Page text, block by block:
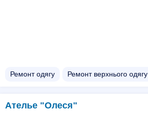
Ремонт одягу Ремонт верхнього одягу
Ателье "Олеся"